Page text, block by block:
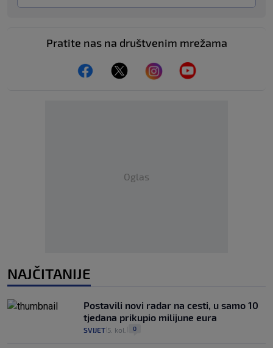
Pratite nas na društvenim mrežama
Oglas
NAJČITANIJE
Postavili novi radar na cesti, u samo 10
tjedana prikupio milijune eura
SVIJET 5. kol. 0